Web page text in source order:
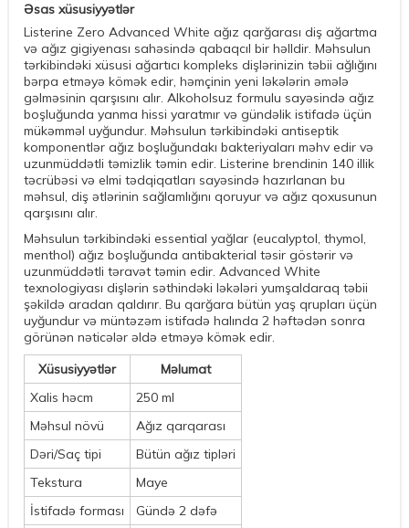
Əsas xüsusiyyətlər
Listerine Zero Advanced White ağız qarğarası diş ağartma
və ağız gigiyenası sahəsində qabaqcıl bir həlldir. Məhsulun
tərkibindəki xüsusi ağartıcı kompleks dişlərinizin təbii ağlığını
bərpa etməyə kömək edir, həmçinin yeni ləkələrin əmələ
gəlməsinin qarşısını alır. Alkoholsuz formulu sayəsində ağız
boşluğunda yanma hissi yaratmır və gündəlik istifadə üçün
mükəmməl uyğundur. Məhsulun tərkibindəki antiseptik
komponentlər ağız boşluğundakı bakteriyaları məhv edir və
uzunmüddətli təmizlik təmin edir. Listerine brendinin 140 illik
təcrübəsi və elmi tədqiqatları sayəsində hazırlanan bu
məhsul, diş ətlərinin sağlamlığını qoruyur və ağız qoxusunun
qarşısını alır.
Məhsulun tərkibindəki essential yağlar (eucalyptol, thymol,
menthol) ağız boşluğunda antibakterial təsir göstərir və
uzunmüddətli təravət təmin edir. Advanced White
texnologiyası dişlərin səthindəki ləkələri yumşaldaraq təbii
şəkildə aradan qaldırır. Bu qarğara bütün yaş qrupları üçün
uyğundur və müntəzəm istifadə halında 2 həftədən sonra
görünən nəticələr əldə etməyə kömək edir.
Xüsusiyyətlər
Məlumat
Xalis həcm
250 ml
Məhsul növü
Ağız qarqarası
Dəri/Saç tipi
Bütün ağız tipləri
Tekstura
Maye
İstifadə forması
Gündə 2 dəfə